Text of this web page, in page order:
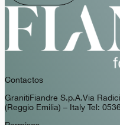
Contactos
GranitiFiandre S.p.A. Via
(Reggio Emilia) – Italy Tel: